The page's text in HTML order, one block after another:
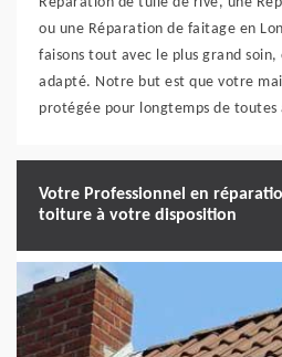
ou une Réparation de faitage en
faisons tout avec le plus grand
adapté. Notre but est que votre
protégée pour longtemps de toutes
Votre Professionnel en
toiture à votre disposition